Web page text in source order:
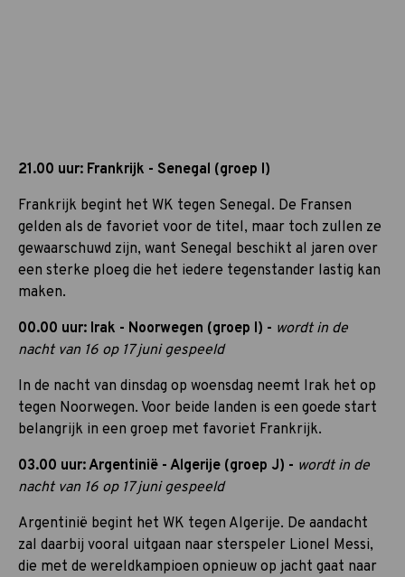
21.00 uur: Frankrijk - Senegal (groep I)
Frankrijk begint het WK tegen Senegal. De Fransen
gelden als de favoriet voor de titel, maar toch zullen ze
gewaarschuwd zijn, want Senegal beschikt al jaren over
een sterke ploeg die het iedere tegenstander lastig kan
maken.
00.00 uur: Irak - Noorwegen (groep I) - wordt in de
nacht van 16 op 17 juni gespeeld
In de nacht van dinsdag op woensdag neemt Irak het op
tegen Noorwegen. Voor beide landen is een goede start
belangrijk in een groep met favoriet Frankrijk.
03.00 uur: Argentinië - Algerije (groep J) - wordt in de
nacht van 16 op 17 juni gespeeld
Argentinië begint het WK tegen Algerije. De aandacht
zal daarbij vooral uitgaan naar sterspeler Lionel Messi,
die met de wereldkampioen opnieuw op jacht gaat naar